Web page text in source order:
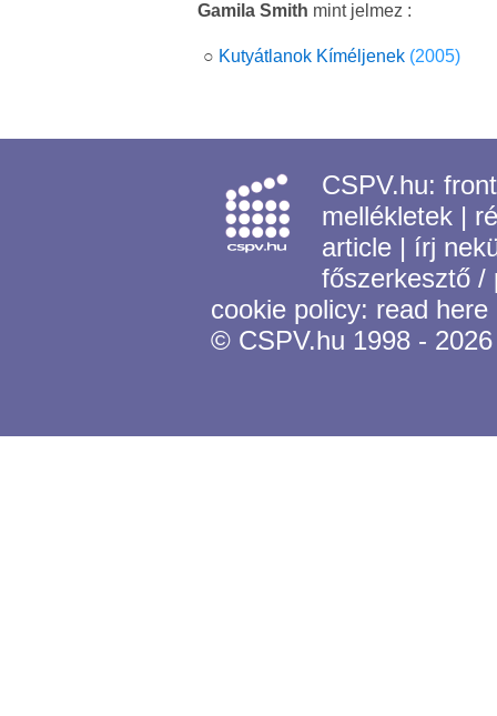
Gamila Smith mint jelmez :
○ Kutyátlanok Kíméljenek (2005)
CSPV.hu:
mellékletek |
article | írj
főszerkesztő
cookie policy: read here
© CSPV.hu 1998 - 2026